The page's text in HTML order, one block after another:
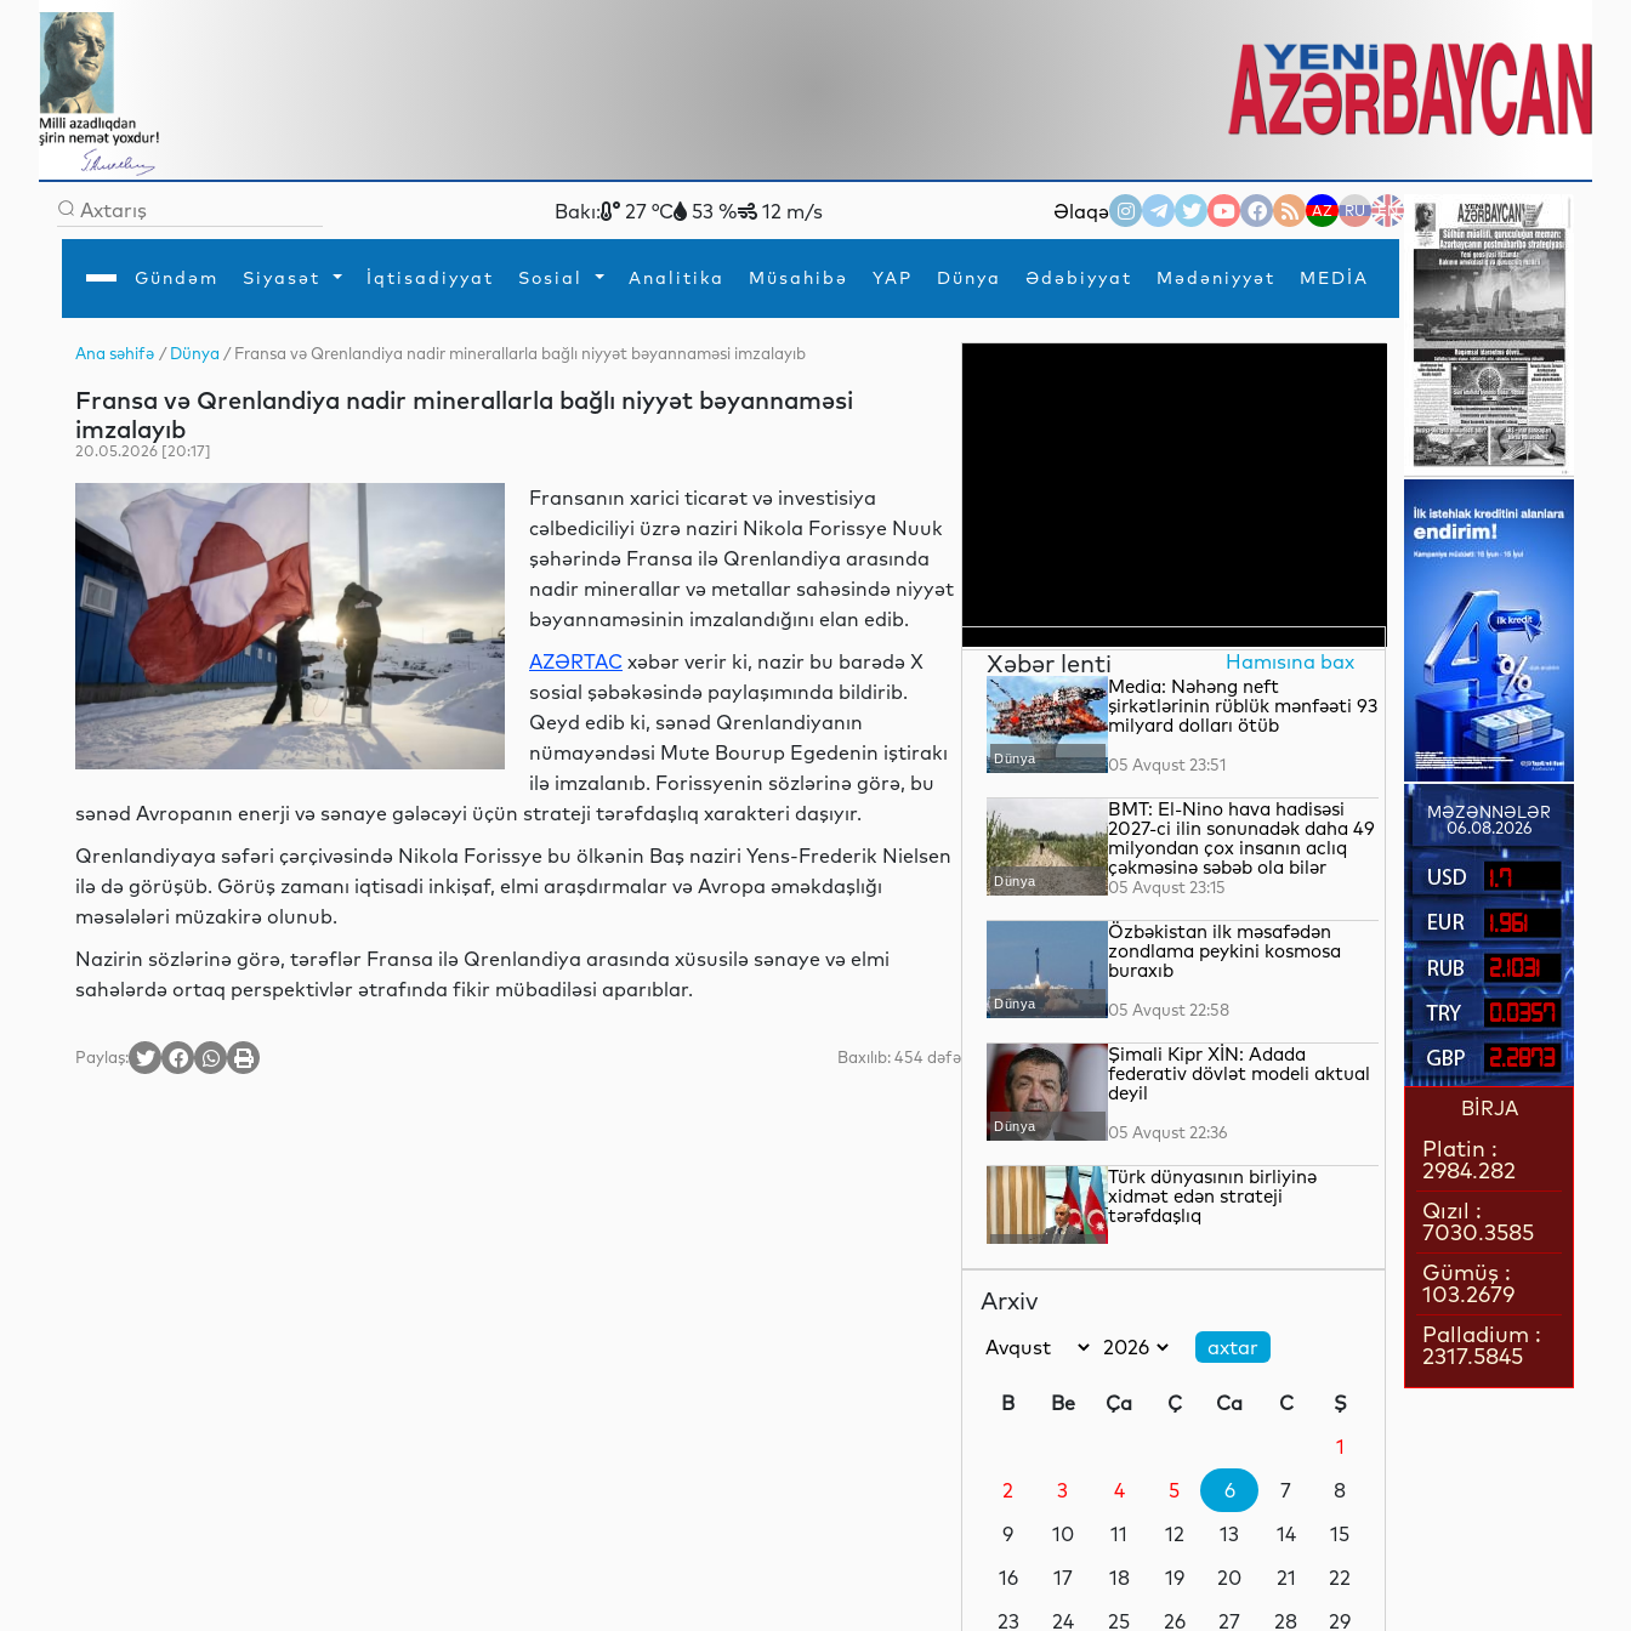
Bakı: 27 °C 53 % 12 m/s Əlaqə AZ RU EN
Gündəm Siyasət İqtisadiyyat Sosial Analitika Müsahibə YAP Dünya Ədəbiyyat Mədəniyyət MEDİA
×
Gündəm
İqtisadiyyat
YAP
Analitika
Mədəniyyət
Müsahibə
MEDİA
Xarici siyasətTurizm
Diaspor
İdman Yeni texnologiyalar
Ana səhifə /Dünya / Fransa və Qrenlandiya nadir minerallarla bağlı niyyət bəyannaməsi imzalayıb
Fransa və Qrenlandiya nadir minerallarla bağlı niyyət bəyannaməsi
imzalayıb
20.05.2026 [20:17]
Fransanın xarici ticarət və investisiya
cəlbediciliyi üzrə naziri Nikola Forissye Nuuk
şəhərində Fransa ilə Qrenlandiya arasında
nadir minerallar və metallar sahəsində niyyət
bəyannaməsinin imzalandığını elan edib.
AZƏRTAC xəbər verir ki, nazir bu barədə X
sosial şəbəkəsində paylaşımında bildirib.
Qeyd edib ki, sənəd Qrenlandiyanın
nümayəndəsi Mute Bourup Egedenin iştirakı
ilə imzalanıb. Forissyenin sözlərinə görə, bu
sənəd Avropanın enerji və sənaye gələcəyi üçün strateji tərəfdaşlıq xarakteri daşıyır.
Qrenlandiyaya səfəri çərçivəsində Nikola Forissye bu ölkənin Baş naziri Yens-Frederik Nielsen
ilə də görüşüb. Görüş zamanı iqtisadi inkişaf, elmi araşdırmalar və Avropa əməkdaşlığı
məsələləri müzakirə olunub.
Nazirin sözlərinə görə, tərəflər Fransa ilə Qrenlandiya arasında xüsusilə sənaye və elmi
sahələrdə ortaq perspektivlər ətrafında fikir mübadiləsi aparıblar.
Paylaş: Baxılıb: 454 dəfə
Xəbər lenti Hamısına bax
Dünya
Media: Nəhəng neft
şirkətlərinin rüblük mənfəəti 93
milyard dolları ötüb
05 Avqust 23:51
Dünya
BMT: El-Nino hava hadisəsi
2027-ci ilin sonunadək daha 49
milyondan çox insanın aclıq
çəkməsinə səbəb ola bilər
05 Avqust 23:15
Dünya
Özbəkistan ilk məsafədən
zondlama peykini kosmosa
buraxıb
05 Avqust 22:58
Dünya
Şimali Kipr XİN: Adada
federativ dövlət modeli aktual
deyil
05 Avqust 22:36
YAP xəbərləri
Türk dünyasının birliyinə
xidmət edən strateji
tərəfdaşlıq
Dünya
təkzib edib
05 Avqust 21:57
İqtisadiyyat
Qızılın qiyməti 4200 dolları
05 Avqust 21:37
Arxiv
B Be Ça Ç Ca C
Ş
1
2
3 4 5 6 7
8
9
10 11 12 13 14
15
16
17 18 19 20 21
22
23
24 25 26 27 28
29
MƏZƏNNƏLƏR
06.08.2026
1.7
1.961
2.1031
0.0357
2.2873
BİRJA
Platin :
2984.282
Qızıl :
7030.3585
Gümüş :
103.2679
Palladium :
2317.5845